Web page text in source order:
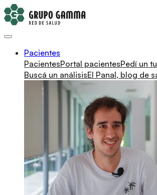
Pacientes
PacientesPortal pacientesPedí un
Buscá un análisisEl Panal, blog de